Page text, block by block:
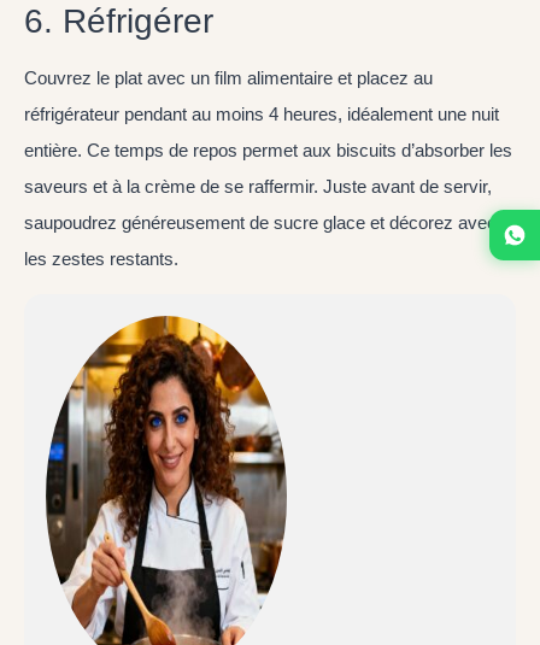
6. Réfrigérer
Couvrez le plat avec un film alimentaire et placez au
réfrigérateur pendant au moins 4 heures, idéalement une nuit
entière. Ce temps de repos permet aux biscuits d’absorber les
saveurs et à la crème de se raffermir. Juste avant de servir,
saupoudrez généreusement de sucre glace et décorez avec
les zestes restants.